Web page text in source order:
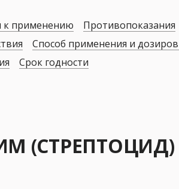
к применению
Противопоказания
Способ применения и
Срок годности
(СТРЕПТОЦИД)